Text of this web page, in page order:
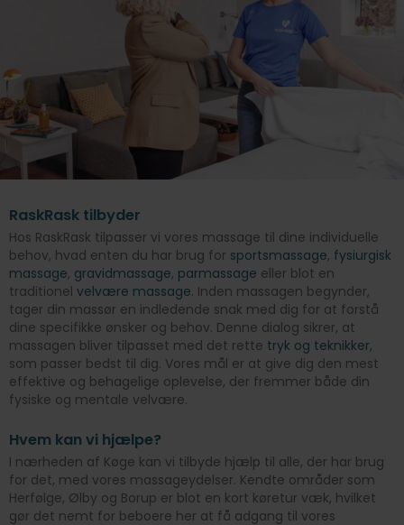
RaskRask tilbyder
Hos RaskRask tilpasser vi vores massage til dine individuelle
behov, hvad enten du har brug for sportsmassage, fysiurgisk
massage, gravidmassage, parmassage eller blot en
traditionel velvære massage. Inden massagen begynder,
tager din massør en indledende snak med dig for at forstå
dine specifikke ønsker og behov. Denne dialog sikrer, at
massagen bliver tilpasset med det rette tryk og teknikker,
som passer bedst til dig. Vores mål er at give dig den mest
effektive og behagelige oplevelse, der fremmer både din
fysiske og mentale velvære.
Hvem kan vi hjælpe?
I nærheden af Køge kan vi tilbyde hjælp til alle, der har brug
for det, med vores massageydelser. Kendte områder som
Herfølge, Ølby og Borup er blot en kort køretur væk, hvilket
gør det nemt for beboere her at få adgang til vores